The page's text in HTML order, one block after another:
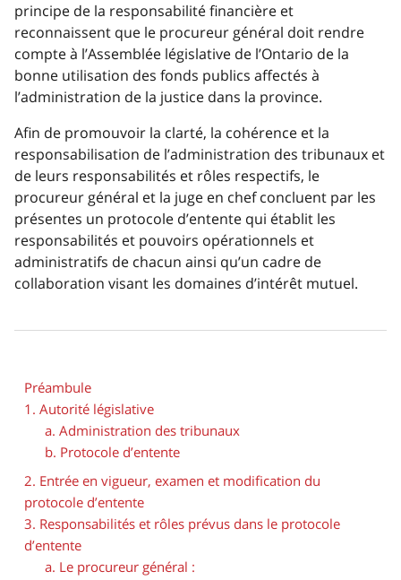
principe de la responsabilité financière et
reconnaissent que le procureur général doit rendre
compte à l’Assemblée législative de l’Ontario de la
bonne utilisation des fonds publics affectés à
l’administration de la justice dans la province.
Afin de promouvoir la clarté, la cohérence et la
responsabilisation de l’administration des tribunaux et
de leurs responsabilités et rôles respectifs, le
procureur général et la juge en chef concluent par les
présentes un protocole d’entente qui établit les
responsabilités et pouvoirs opérationnels et
administratifs de chacun ainsi qu’un cadre de
collaboration visant les domaines d’intérêt mutuel.
Préambule
1. Autorité législative
a. Administration des tribunaux
b. Protocole d’entente
2. Entrée en vigueur, examen et modification du
protocole d’entente
3. Responsabilités et rôles prévus dans le protocole
d’entente
a. Le procureur général :